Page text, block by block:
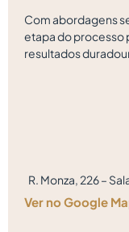
Com abordagens
etapa do processo
resultados
R. Monza, 226 –
Ver no Google